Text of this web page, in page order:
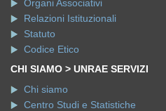
Organi Associativi
Relazioni Istituzionali
Statuto
Codice Etico
CHI SIAMO > UNRAE SERVIZI
Chi siamo
Centro Studi e Statistiche